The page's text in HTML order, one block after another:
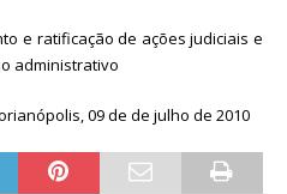
e ratificação de ações judiciais e
administrativo
09 de de julho de 2010